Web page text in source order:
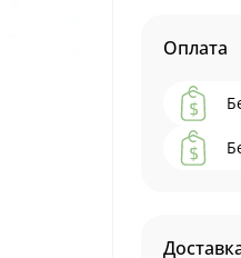
Оплата